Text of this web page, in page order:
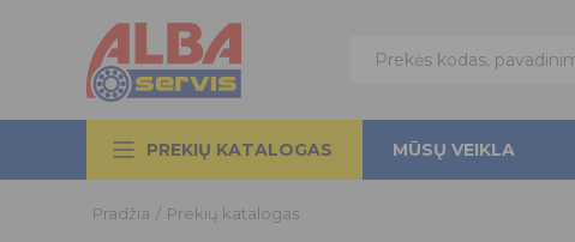
PREKIŲ KATALOGAS MŪSŲ VEIKLA
Pradžia / Prekių katalogas